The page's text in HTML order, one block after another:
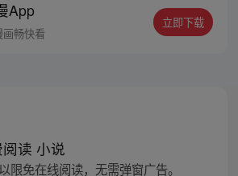
App
畅快看
立即下载
读 小说
限免在线阅读，无需弹窗广告。